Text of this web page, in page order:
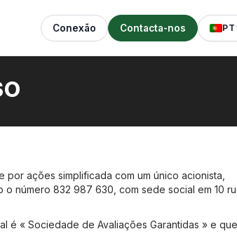
Conexão Contacta-nos PT
ações simplificada com um único acionista,
número 832 987 630, com sede social em 10
é « Sociedade de Avaliações Garantidas » e que